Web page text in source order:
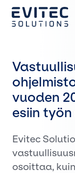
vuoden
esiin
Evitec
osoittaa,